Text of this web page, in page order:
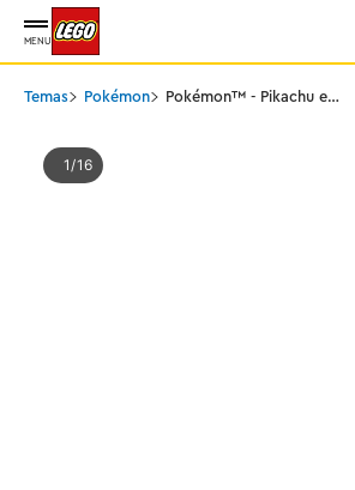
MENU
Temas Pokémon
Pokémon™ - Pikachu e
1 16